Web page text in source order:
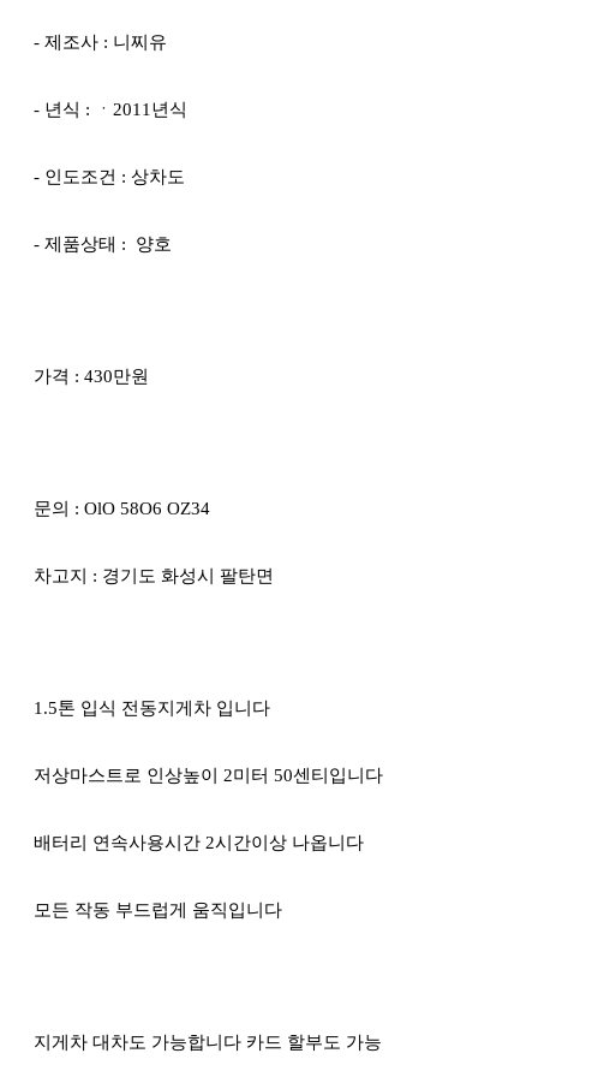
- 제조사 : 니찌유
- 년식 : ㆍ2011년식
- 인도조건 : 상차도
- 제품상태 : 양호
가격 : 430만원
문의 : OlO 58O6 OZ34
차고지 : 경기도 화성시 팔탄면
1.5톤 입식 전동지게차 입니다
저상마스트로 인상높이 2미터 50센티입니다
배터리 연속사용시간 2시간이상 나옵니다
모든 작동 부드럽게 움직입니다
지게차 대차도 가능합니다 카드 할부도 가능